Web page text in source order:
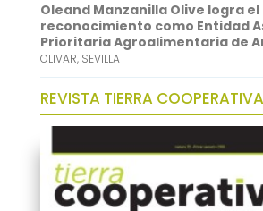
Oleand Manzanilla Olive logra el
reconocimiento como Entidad
Prioritaria Agroalimentaria de
OLIVAR, SEVILLA
REVISTA TIERRA COOPERATIVA